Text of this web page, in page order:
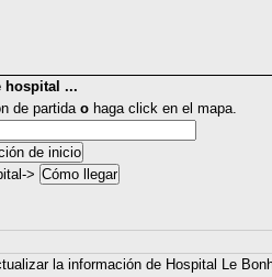
hospital ...
de partida o haga click en el mapa.
>
la información de Hospital Le